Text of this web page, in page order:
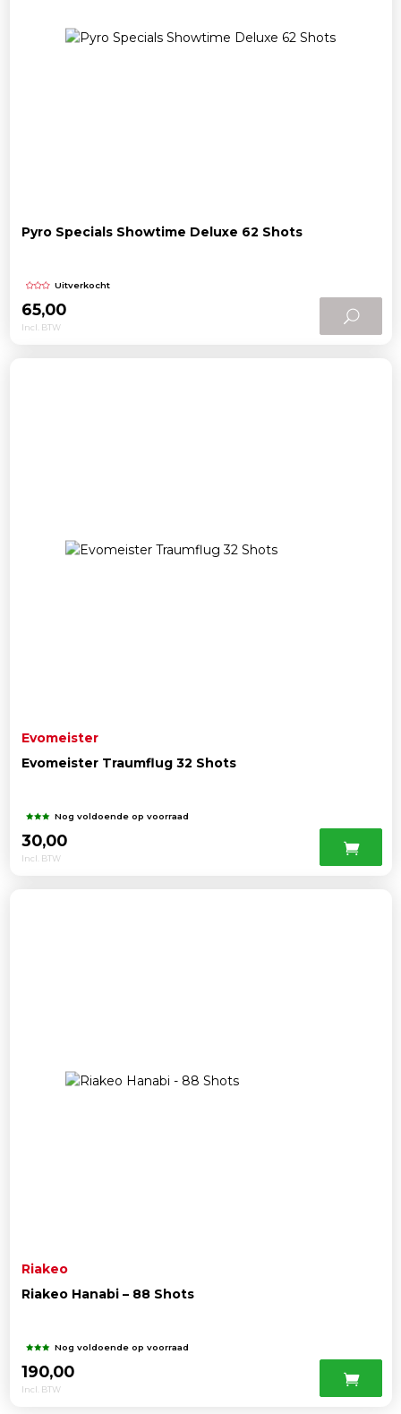
Pyro Specials Showtime Deluxe 62 Shots
Uitverkocht
65,00
Incl. BTW
Evomeister
Evomeister Traumflug 32 Shots
Nog voldoende op voorraad
30,00
Incl. BTW
Riakeo
Riakeo Hanabi – 88 Shots
Nog voldoende op voorraad
190,00
Incl. BTW